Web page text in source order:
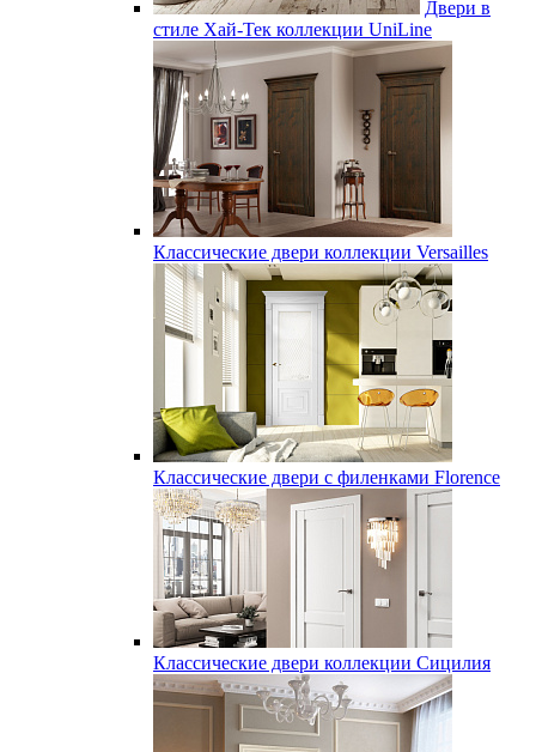
Двери в
стиле Хай-Тек коллекции UniLine
Классические двери коллекции Versailles
Классические двери с филенками Florence
Классические двери коллекции Сицилия